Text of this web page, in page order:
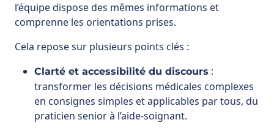
Clarté et accessibilité du discours :
transformer les décisions médicales complexes
en consignes simples et applicables par tous, du
praticien senior à l’aide-soignant.
Cohérence de l’information: diffuser un
message homogène, éviter les contradictions et
harmoniser les pratiques entre médecins.